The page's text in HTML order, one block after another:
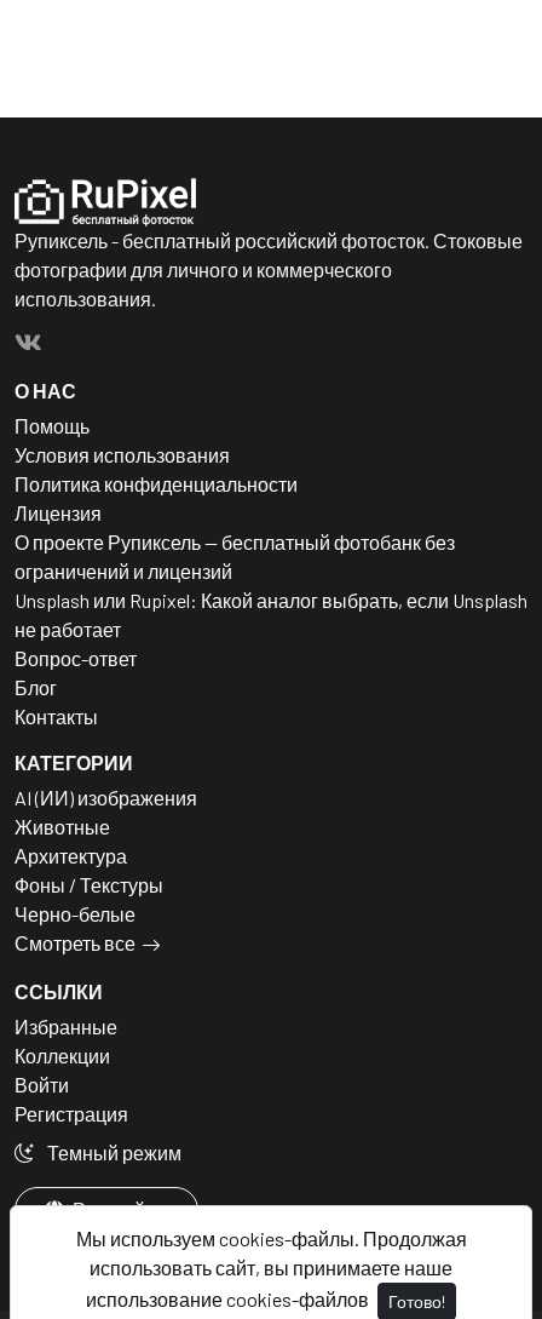
Мы используем cookies-файлы. Продолжая
использовать сайт, вы принимаете наше
использование cookies-файлов
Готово!
Рупиксель - бесплатный российский фотосток. Стоковые
фотографии для личного и коммерческого
использования.
О НАС
Помощь
Условия использования
Политика конфиденциальности
Лицензия
О проекте Рупиксель — бесплатный фотобанк без
ограничений и лицензий
Unsplash или Rupixel: Какой аналог выбрать, если Unsplash
не работает
Вопрос-ответ
Блог
Контакты
КАТЕГОРИИ
AI (ИИ) изображения
Животные
Архитектура
Фоны / Текстуры
Черно-белые
Смотреть все
ССЫЛКИ
Избранные
Коллекции
Войти
Регистрация
Темный режим
Русский